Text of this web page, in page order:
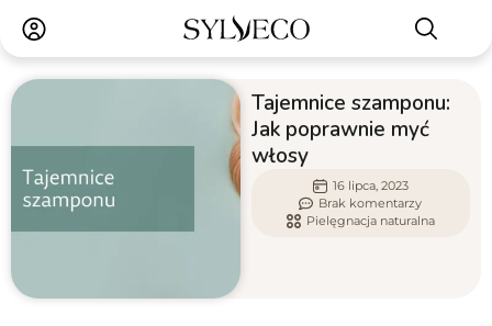
Tajemnice szamponu:
Jak poprawnie myć
włosy
16 lipca, 2023
Brak komentarzy
Pielęgnacja naturalna